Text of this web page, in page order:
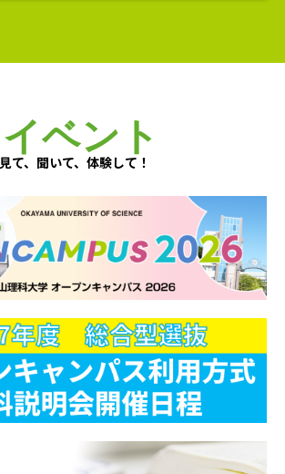
イベント
見て、聞いて、体験して！